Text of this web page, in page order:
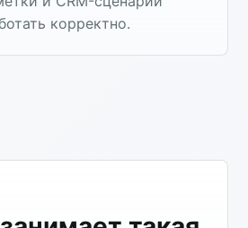
корректно.